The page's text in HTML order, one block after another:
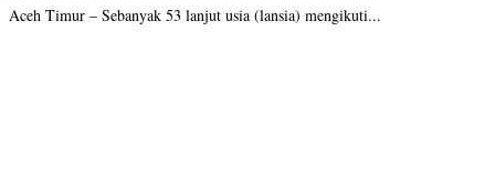
Aceh Timur – Sebanyak 53 lanjut usia (lansia) mengikuti...